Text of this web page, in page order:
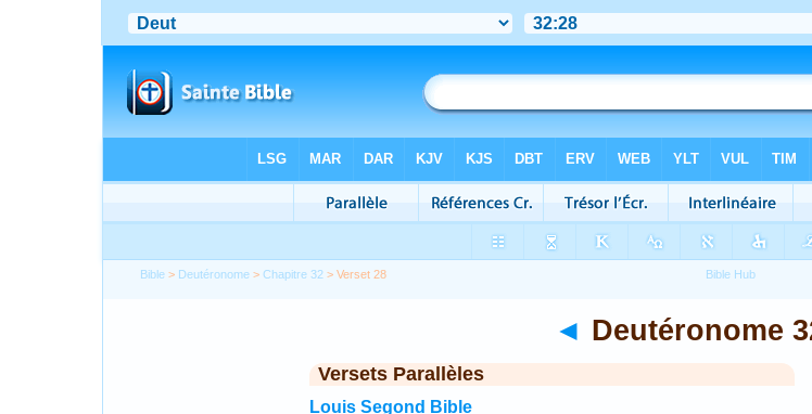
Bible > Deutéronome >Chapitre 32 > Verset 28
◄ Deutéronome
Versets Parallèles
Louis Segond Bible